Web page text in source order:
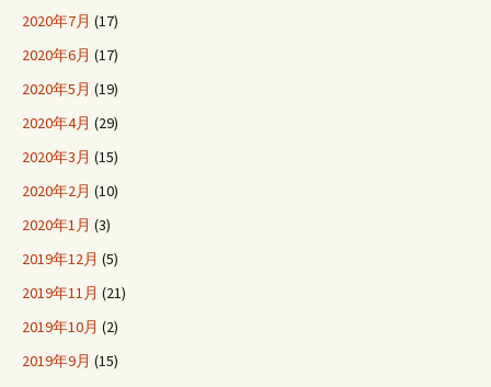
2020年7月 (17)
2020年6月 (17)
2020年5月 (19)
2020年4月 (29)
2020年3月 (15)
2020年2月 (10)
2020年1月 (3)
2019年12月 (5)
2019年11月 (21)
2019年10月 (2)
2019年9月 (15)